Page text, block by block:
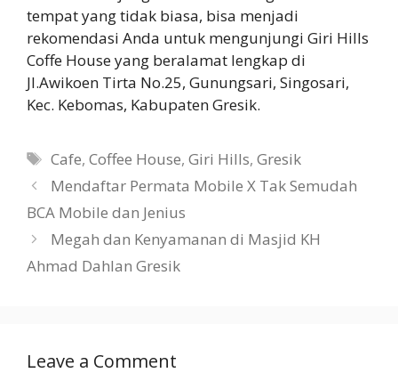
tempat yang tidak biasa, bisa menjadi
rekomendasi Anda untuk mengunjungi Giri Hills
Coffe House yang beralamat lengkap di
Jl.Awikoen Tirta No.25, Gunungsari, Singosari,
Kec. Kebomas, Kabupaten Gresik.
Tags
Cafe,Coffee House,Giri Hills,Gresik
Mendaftar Permata Mobile X Tak Semudah
BCA Mobile dan Jenius
Megah dan Kenyamanan di Masjid KH
Ahmad Dahlan Gresik
Leave a Comment